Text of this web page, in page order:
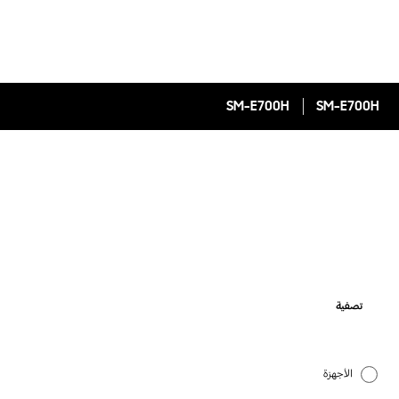
SM-E700H
SM-E700H
تصفية
الأجهزة